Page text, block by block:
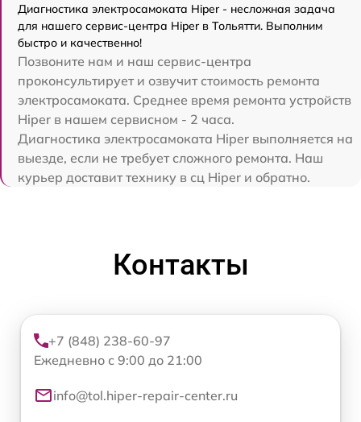
Диагностика электросамоката Hiper - несложная задача
для нашего сервис-центра Hiper в Тольятти. Выполним
быстро и качественно!
Позвоните нам и наш сервис-центра
проконсультирует и озвучит стоимость ремонта
электросамоката. Среднее время ремонта устройств
Hiper в нашем сервисном - 2 часа.
Диагностика электросамоката Hiper выполняется на
выезде, если не требует сложного ремонта. Наш
курьер доставит технику в сц Hiper и обратно.
Контакты
+7 (848) 238-60-97
Ежедневно с 9:00 до 21:00
info@tol.hiper-repair-center.ru